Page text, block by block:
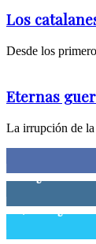
Los
Desde los
Eternas
La irrupción de la